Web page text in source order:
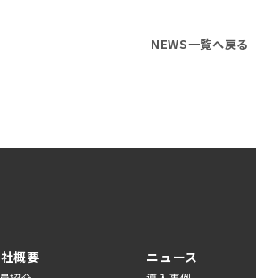
NEWS一覧へ戻る
概要 ニュース